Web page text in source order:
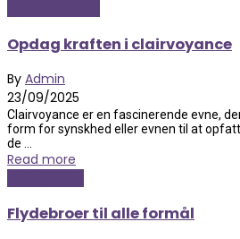
Opdag kraften i clairvoyance
By Admin
23/09/2025
Clairvoyance er en fascinerende evne,
form for synskhed eller evnen til at
de ...
Read more
Flydebroer til alle formål